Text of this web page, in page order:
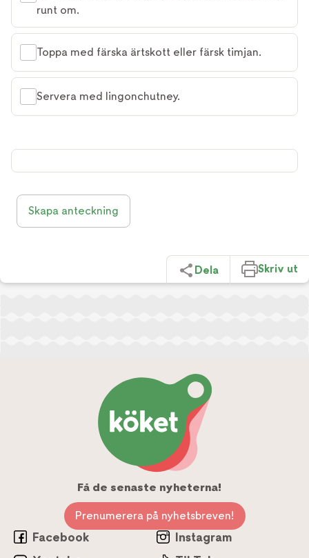
runt om.
Toppa med färska ärtskott eller färsk timjan.
Servera med lingonchutney.
Skapa anteckning
Dela Skriv ut
Få de senaste nyheterna!
Prenumerera på nyhetsbreven!
Facebook
Instagram